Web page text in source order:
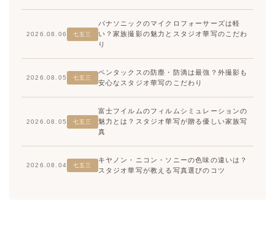
2026.08.06 七五三
パナソニックのマイクロフォーサーズは軽
い？家族撮影の魅力とスタジオ華写のこだわ
り
2026.08.05 七五三
ペンタックスの防塵・防滴は最強？外撮影も
安心なスタジオ華写のこだわり
2026.08.05 七五三
富士フイルムのフィルムシミュレーションの
魅力とは？スタジオ華写が贈る優しい家族写
真
2026.08.04 七五三
キヤノン・ニコン・ソニーの色味の違いは？
スタジオ華写が教える写真選びのコツ